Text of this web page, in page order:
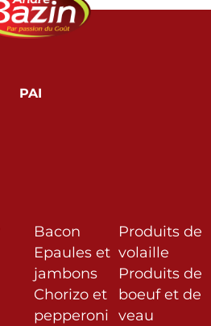
PAI
Bacon
Epaules et
jambons
Chorizo et
pepperoni
Produits de
volaille
Produits de
boeuf et de
veau